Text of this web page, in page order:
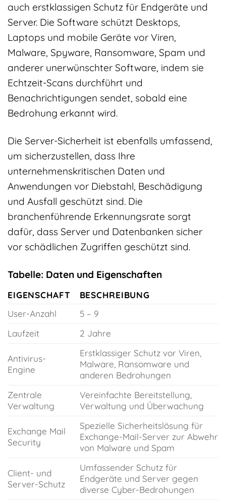
auch erstklassigen Schutz für Endgeräte und
Server. Die Software schützt Desktops,
Laptops und mobile Geräte vor Viren,
Malware, Spyware, Ransomware, Spam und
anderer unerwünschter Software, indem sie
Echtzeit-Scans durchführt und
Benachrichtigungen sendet, sobald eine
Bedrohung erkannt wird.
Die Server-Sicherheit ist ebenfalls umfassend,
um sicherzustellen, dass Ihre
unternehmenskritischen Daten und
Anwendungen vor Diebstahl, Beschädigung
und Ausfall geschützt sind. Die
branchenführende Erkennungsrate sorgt
dafür, dass Server und Datenbanken sicher
vor schädlichen Zugriffen geschützt sind.
Tabelle: Daten und Eigenschaften
EIGENSCHAFT
BESCHREIBUNG
User-Anzahl
5 – 9
Laufzeit
2 Jahre
Antivirus-
Engine
Erstklassiger Schutz vor Viren,
Malware, Ransomware und
anderen Bedrohungen
Zentrale
Verwaltung
Vereinfachte Bereitstellung,
Verwaltung und Überwachung
Exchange Mail
Security
Spezielle Sicherheitslösung für
Exchange-Mail-Server zur Abwehr
von Malware und Spam
Client- und
Server-Schutz
Umfassender Schutz für
Endgeräte und Server gegen
diverse Cyber-Bedrohungen